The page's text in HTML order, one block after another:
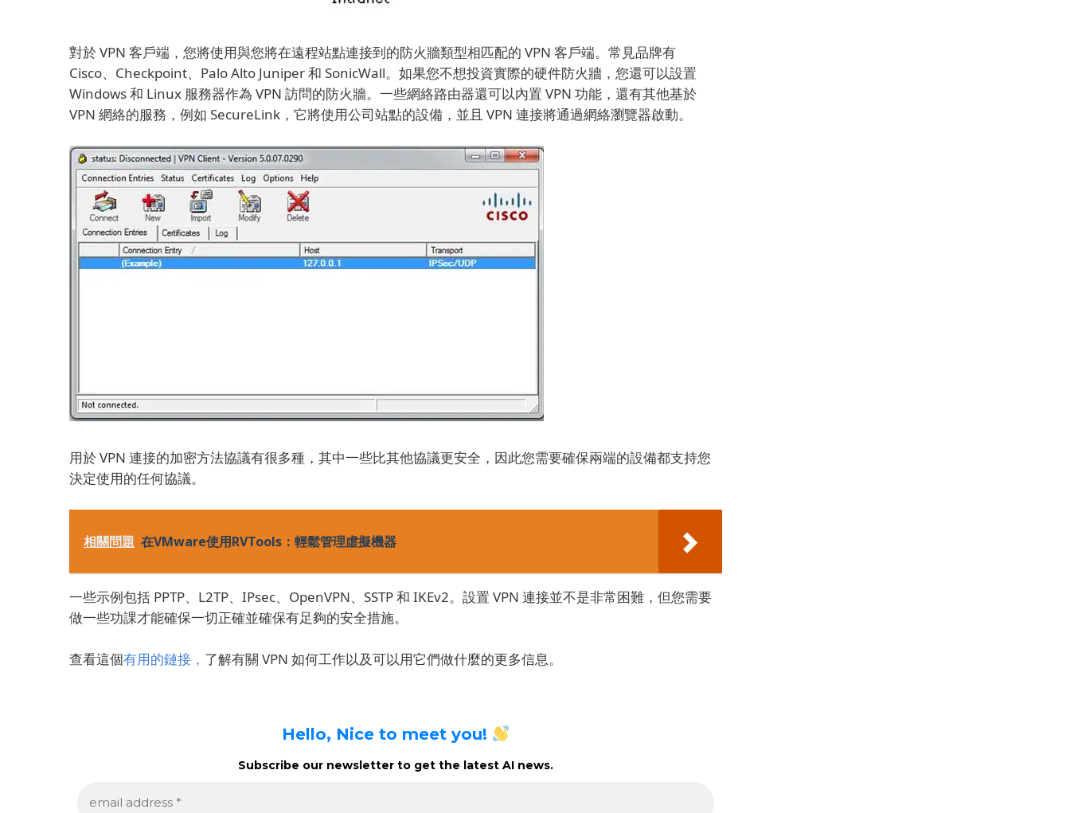
對於 VPN 客戶端，您將使用與您將在遠程站點連接到的防火牆類型相匹配的 VPN 客戶端。 常見品牌有
Cisco、Checkpoint、Palo Alto Juniper 和 SonicWall。 如果您不想投資實際的硬件防火牆，您還可以設置
Windows 和 Linux 服務器作為 VPN 訪問的防火牆。 一些網絡路由器還可以內置 VPN 功能，還有其他基於
VPN 網絡的服務，例如 SecureLink，它將使用公司站點的設備，並且 VPN 連接將通過網絡瀏覽器啟動。
用於 VPN 連接的加密方法協議有很多種，其中一些比其他協議更安全，因此您需要確保兩端的設備都支持您
決定使用的任何協議。
相關問題 在VMware使用RVTools：輕鬆管理虛擬機器
一些示例包括 PPTP、L2TP、IPsec、OpenVPN、SSTP 和 IKEv2。 設置 VPN 連接並不是非常困難，但您需要
做一些功課才能確保一切正確並確保有足夠的安全措施。
查看這個有用的鏈接， 了解有關 VPN 如何工作以及可以用它們做什麼的更多信息。
Hello, Nice to meet you!
Subscribe our newsletter to get the latest AI news.